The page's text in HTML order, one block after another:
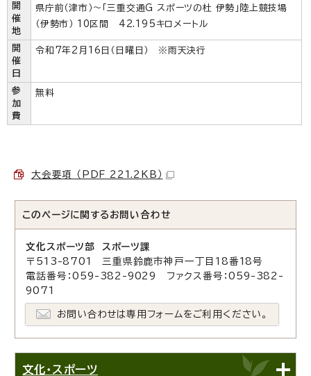
開
催
地
県庁前（津市）～「三重交通G スポーツの杜 伊勢」陸上競技場
（伊勢市） 10区間 42.195キロメートル
開
催
日
令和7年2月16日（日曜日） ※雨天決行
参
加
費
無料
大会要項 （PDF 221.2KB）
このページに関する お問い合わせ
文化スポーツ部 スポーツ課
〒513-8701 三重県鈴鹿市神戸一丁目18番18号
電話番号：059-382-9029 ファクス番号：059-382-
9071
お問い合わせは専用フォームをご利用ください。
文化・スポーツ